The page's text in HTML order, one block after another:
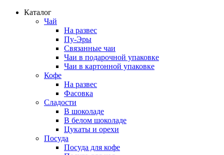
Каталог
Чай
На развес
Пу-Эры
Связанные чаи
Чаи в подарочной упаковке
Чаи в картонной упаковке
Кофе
На развес
Фасовка
Сладости
В шоколаде
В белом шоколаде
Цукаты и орехи
Посуда
Посуда для кофе